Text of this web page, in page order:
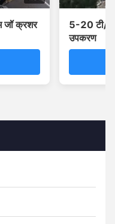
जॉ क्रशर
5-20 टी/एच
उपकरण